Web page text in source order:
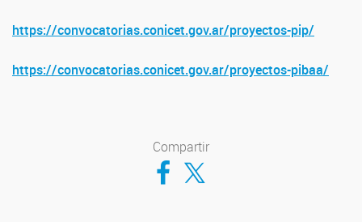
https://convocatorias.conicet.gov.ar/proyectos-pip/
https://convocatorias.conicet.gov.ar/proyectos-pibaa/
Compartir
Compartir en Facebook
Compartir en Twitter